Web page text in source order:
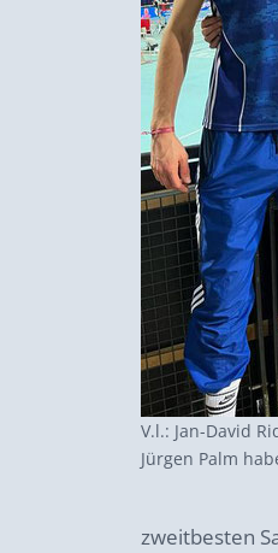
V.l.: Jan-David
Jürgen Palm
zweitbesten